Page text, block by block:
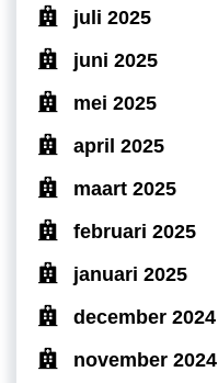
juli 2025
juni 2025
mei 2025
april 2025
maart 2025
februari 2025
januari 2025
december 2024
november 2024